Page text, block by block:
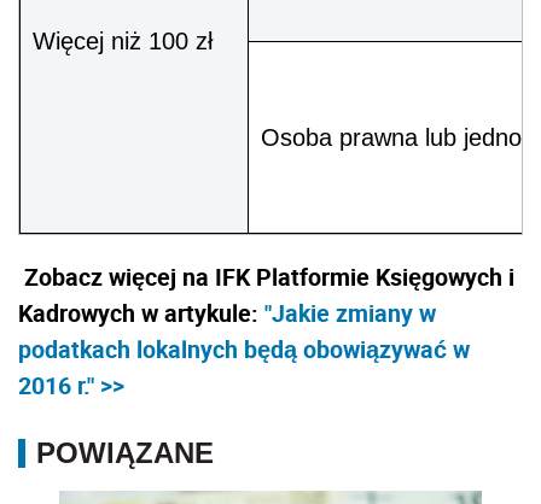
Więcej niż 100 zł
Osoba prawna lub
Zobacz więcej na IFK Platformie Księgowych i
Kadrowych w artykule: "Jakie zmiany w
podatkach lokalnych będą obowiązywać w
2016 r." >>
POWIĄZANE